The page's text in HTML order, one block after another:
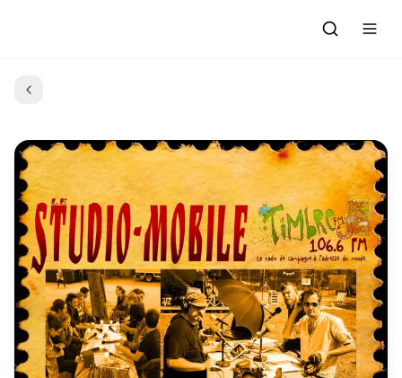
Evénements à venir
Emissions
Grille des Programmes
C'était quoi ce morceau?
L'Association
L'équipe et les bénévoles
Nous rejoindre : Participer
Les Ateliers Radio
Les créations des Ateliers
Nos prestations